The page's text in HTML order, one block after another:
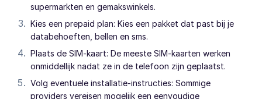
supermarkten en gemakswinkels.
Kies een prepaid plan: Kies een pakket dat past bij je
databehoeften, bellen en sms.
Plaats de SIM-kaart: De meeste SIM-kaarten werken
onmiddellijk nadat ze in de telefoon zijn geplaatst.
Volg eventuele installatie-instructies: Sommige
providers vereisen mogelijk een eenvoudige